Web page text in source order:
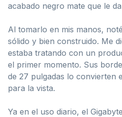
acabado negro mate que le
Al tomarlo en mis manos,
sólido y bien construido. Me
estaba tratando con un
el primer momento. Sus
de 27 pulgadas lo convierten
para la vista.
Ya en el uso diario, el